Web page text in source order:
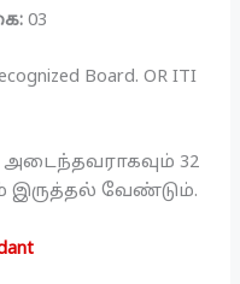
03
Board. OR ITI
அடைந்தவராகவும் 32
இருத்தல் வேண்டும்.